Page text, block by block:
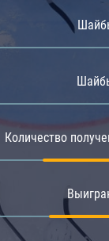
Количество